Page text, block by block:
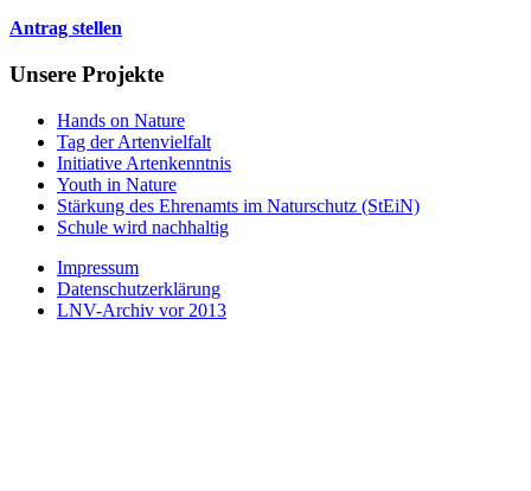
Antrag stellen
Unsere Projekte
Hands on Nature
Tag der Artenvielfalt
Initiative Artenkenntnis
Youth in Nature
Stärkung des Ehrenamts im Naturschutz (StEiN)
Schule wird nachhaltig
Impressum
Datenschutzerklärung
LNV-Archiv vor 2013